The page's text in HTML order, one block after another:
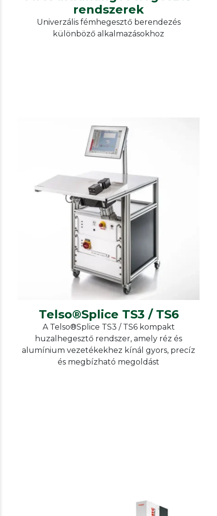
rendszerek
Univerzális fémhegesztő berendezés
különböző alkalmazásokhoz
Telsonic
Metal welding
Telso®Splice TS3 / TS6
Telso®Splice TS3 / TS6
A Telso®Splice TS3 / TS6 kompakt
huzalhegesztő rendszer, amely réz és
alumínium vezetékekhez kínál gyors, precíz
és megbízható megoldást